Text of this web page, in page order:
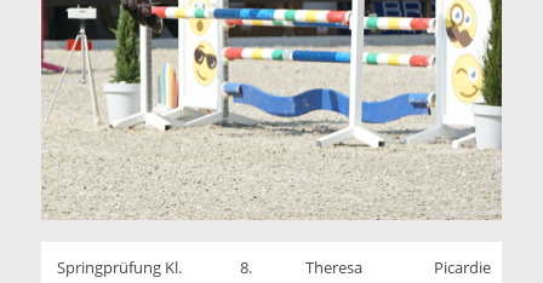
Springprüfung Kl.
8.
Theresa
Picardie